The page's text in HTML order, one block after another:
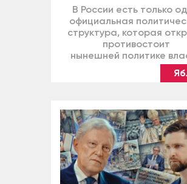
В России есть только
официальная
структура, которая
противостоит
нынешней политике